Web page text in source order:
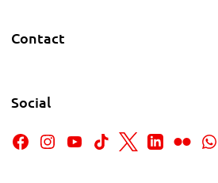
Contact
Social